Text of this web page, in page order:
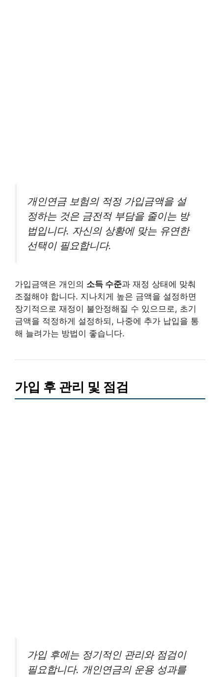
개인연금 보험의 적정 가입금액을 설
정하는 것은 금전적 부담을 줄이는 방
법입니다. 자신의 상황에 맞는 유연한
선택이 필요합니다.
가입금액은 개인의 소득 수준과 재정 상태에 맞춰
조절해야 합니다. 지나치게 높은 금액을 설정하면
장기적으로 재정이 불안정해질 수 있으므로, 초기
금액을 적정하게 설정하되, 나중에 추가 납입을 통
해 늘려가는 방법이 좋습니다.
가입 후 관리 및 점검
가입 후에는 정기적인 관리와 점검이
필요합니다. 개인연금의 운용 성과를